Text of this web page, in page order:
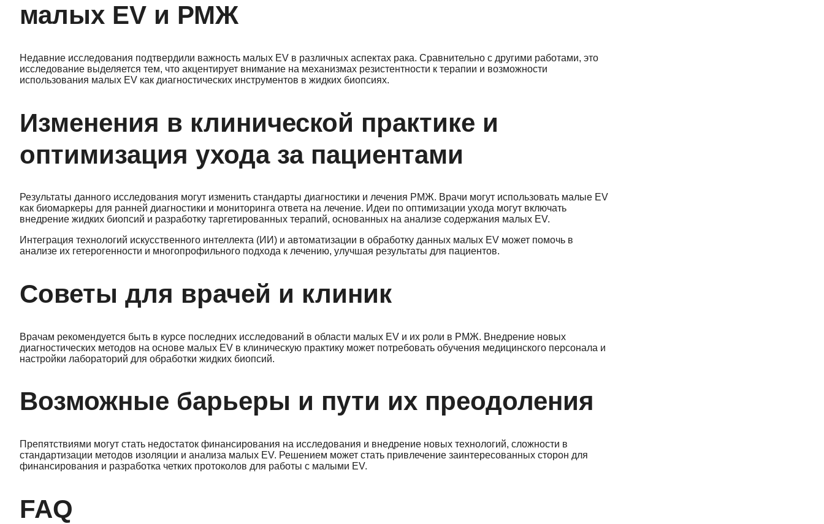
малых EV и РМЖ
Недавние исследования подтвердили важность малых EV в различных аспектах рака. Сравнительно с другими работами, это
исследование выделяется тем, что акцентирует внимание на механизмах резистентности к терапии и возможности
использования малых EV как диагностических инструментов в жидких биопсиях.
Изменения в клинической практике и
оптимизация ухода за пациентами
Результаты данного исследования могут изменить стандарты диагностики и лечения РМЖ. Врачи могут использовать малые EV
как биомаркеры для ранней диагностики и мониторинга ответа на лечение. Идеи по оптимизации ухода могут включать
внедрение жидких биопсий и разработку таргетированных терапий, основанных на анализе содержания малых EV.
Интеграция технологий искусственного интеллекта (ИИ) и автоматизации в обработку данных малых EV может помочь в
анализе их гетерогенности и многопрофильного подхода к лечению, улучшая результаты для пациентов.
Советы для врачей и клиник
Врачам рекомендуется быть в курсе последних исследований в области малых EV и их роли в РМЖ. Внедрение новых
диагностических методов на основе малых EV в клиническую практику может потребовать обучения медицинского персонала и
настройки лабораторий для обработки жидких биопсий.
Возможные барьеры и пути их преодоления
Препятствиями могут стать недостаток финансирования на исследования и внедрение новых технологий, сложности в
стандартизации методов изоляции и анализа малых EV. Решением может стать привлечение заинтересованных сторон для
финансирования и разработка четких протоколов для работы с малыми EV.
FAQ